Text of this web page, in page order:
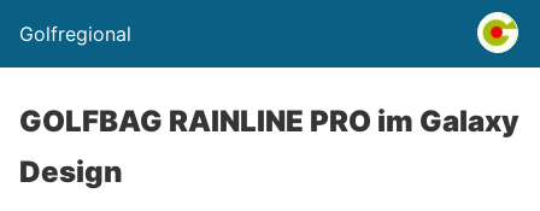
Golfregional
GOLFBAG RAINLINE PRO im Galaxy
Design